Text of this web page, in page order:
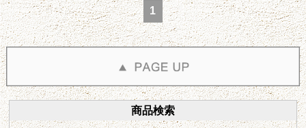
1
商品検索